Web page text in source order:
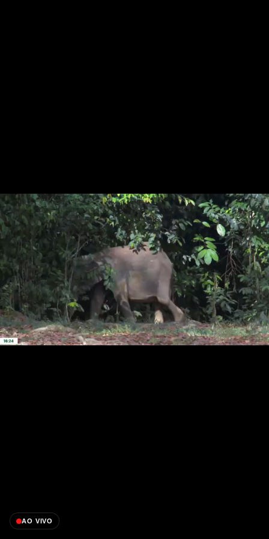
AO VIVO